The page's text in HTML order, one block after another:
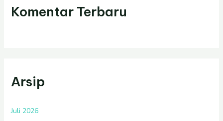
Komentar Terbaru
Arsip
Juli 2026